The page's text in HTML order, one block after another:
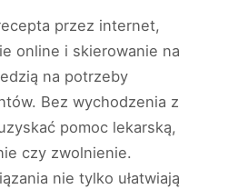
przez internet,
online i skierowanie na
na potrzeby
Bez wychodzenia z
pomoc lekarską,
czy zwolnienie.
nie tylko ułatwiają